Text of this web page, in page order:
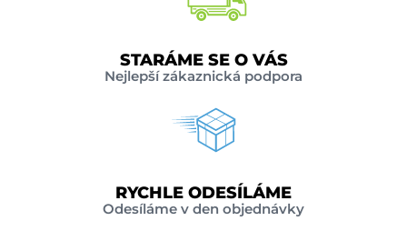
STARÁME SE O VÁS
Nejlepší zákaznická podpora
RYCHLE ODESÍLÁME
Odesíláme v den objednávky